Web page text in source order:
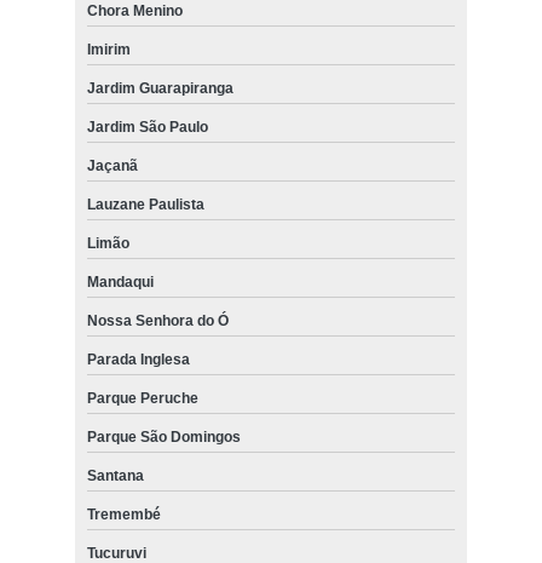
Chora Menino
Imirim
Jardim Guarapiranga
Jardim São Paulo
Jaçanã
Lauzane Paulista
Limão
Mandaqui
Nossa Senhora do Ó
Parada Inglesa
Parque Peruche
Parque São Domingos
Santana
Tremembé
Tucuruvi